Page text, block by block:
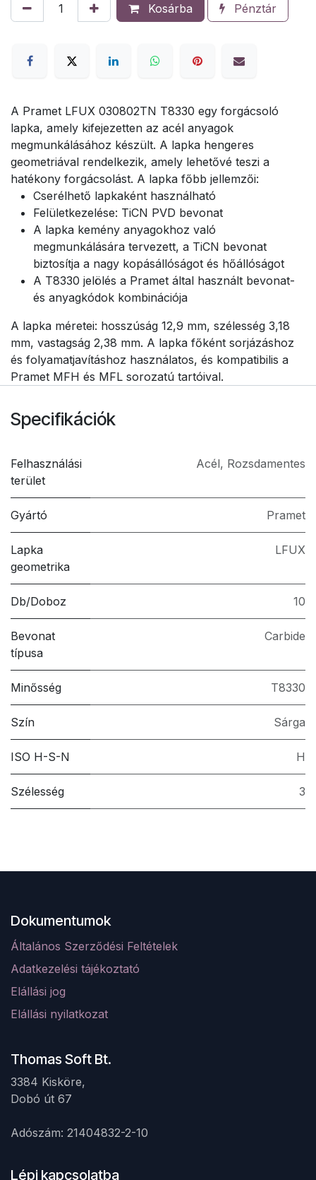
Kosárba Pénztár
A Pramet LFUX 030802TN T8330 egy forgácsoló
lapka, amely kifejezetten az acél anyagok
megmunkálásához készült. A lapka hengeres
geometriával rendelkezik, amely lehetővé teszi a
hatékony forgácsolást. A lapka főbb jellemzői:
Cserélhető lapkaként használható
Felületkezelése: TiCN PVD bevonat
A lapka kemény anyagokhoz való
megmunkálására tervezett, a TiCN bevonat
biztosítja a nagy kopásállóságot és hőállóságot
A T8330 jelölés a Pramet által használt bevonat-
és anyagkódok kombinációja
A lapka méretei: hosszúság 12,9 mm, szélesség 3,18
mm, vastagság 2,38 mm. A lapka főként sorjázáshoz
és folyamatjavításhoz használatos, és kompatibilis a
Pramet MFH és MFL sorozatú tartóival.
Specifikációk
Felhasználási
terület
Acél, Rozsdamentes
Gyártó Pramet
Lapka
geometrika
LFUX
Db/Doboz 10
Bevonat
típusa
Carbide
Minősség T8330
Szín Sárga
ISO H-S-N H
Szélesség 3
Dokumentumok
Általános Szerződési Feltételek
Adatkezelési tájékoztató
Elállási jog
Elállási nyilatkozat
Thomas Soft Bt.
3384 Kisköre,
Dobó út 67 ​
Adószám: 21404832-2-10
Lépj kapcsolatba